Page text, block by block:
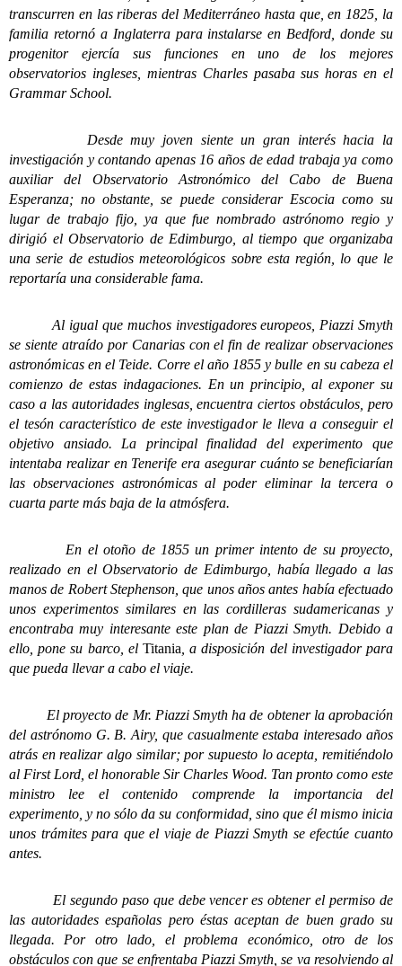
transcurren en las riberas del Mediterráneo hasta que, en 1825, la
familia retornó a Inglaterra para instalarse en Bedford, donde su
progenitor ejercía sus funciones en uno de los mejores
observatorios ingleses, mientras Charles pasaba sus horas en el
Grammar School.
Desde muy joven siente un gran interés hacia la
investigación y contando apenas 16 años de edad trabaja ya como
auxiliar del Observatorio Astronómico del Cabo de Buena
Esperanza; no obstante, se puede considerar Escocia como su
lugar de trabajo fijo, ya que fue nombrado astrónomo regio y
dirigió el Observatorio de Edimburgo, al tiempo que organizaba
una serie de estudios meteorológicos sobre esta región, lo que le
reportaría una considerable fama.
Al igual que muchos investigadores europeos, Piazzi Smyth
se siente atraído por Canarias con el fin de realizar observaciones
astronómicas en el Teide. Corre el año 1855 y bulle en su cabeza el
comienzo de estas indagaciones. En un principio, al exponer su
caso a las autoridades inglesas, encuentra ciertos obstáculos, pero
el tesón característico de este investigador le lleva a conseguir el
objetivo ansiado. La principal finalidad del experimento que
intentaba realizar en Tenerife era asegurar cuánto se beneficiarían
las observaciones astronómicas al poder eliminar la tercera o
cuarta parte más baja de la atmósfera.
En el otoño de 1855 un primer intento de su proyecto,
realizado en el Observatorio de Edimburgo, había llegado a las
manos de Robert Stephenson, que unos años antes había efectuado
unos experimentos similares en las cordilleras sudamericanas y
encontraba muy interesante este plan de Piazzi Smyth. Debido a
ello, pone su barco, el Titania , a disposición del investigador para
que pueda llevar a cabo el viaje.
El proyecto de Mr. Piazzi Smyth ha de obtener la aprobación
del astrónomo G. B. Airy, que casualmente estaba interesado años
atrás en realizar algo similar; por supuesto lo acepta, remitiéndolo
al First Lord, el honorable Sir Charles Wood. Tan pronto como este
ministro lee el contenido comprende la importancia del
experimento, y no sólo da su conformidad, sino que él mismo inicia
unos trámites para que el viaje de Piazzi Smyth se efectúe cuanto
antes.
El segundo paso que debe vencer es obtener el permiso de
las autoridades españolas pero éstas aceptan de buen grado su
llegada. Por otro lado, el problema económico, otro de los
obstáculos con que se enfrentaba Piazzi Smyth, se va resolviendo al